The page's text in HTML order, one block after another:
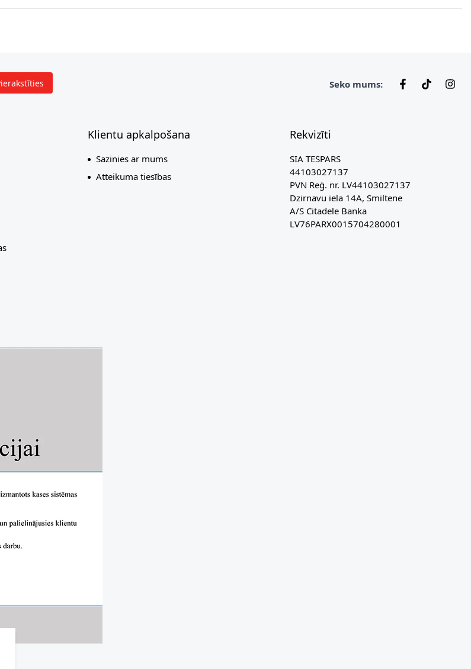
Seko mums:
Klientu apkalpošana
Sazinies ar mums
Atteikuma tiesības
Rekvizīti
SIA TESPARS
44103027137
PVN Reģ. nr. LV44103027137
Dzirnavu iela 14A, Smiltene
A/S Citadele Banka
LV76PARX0015704280001